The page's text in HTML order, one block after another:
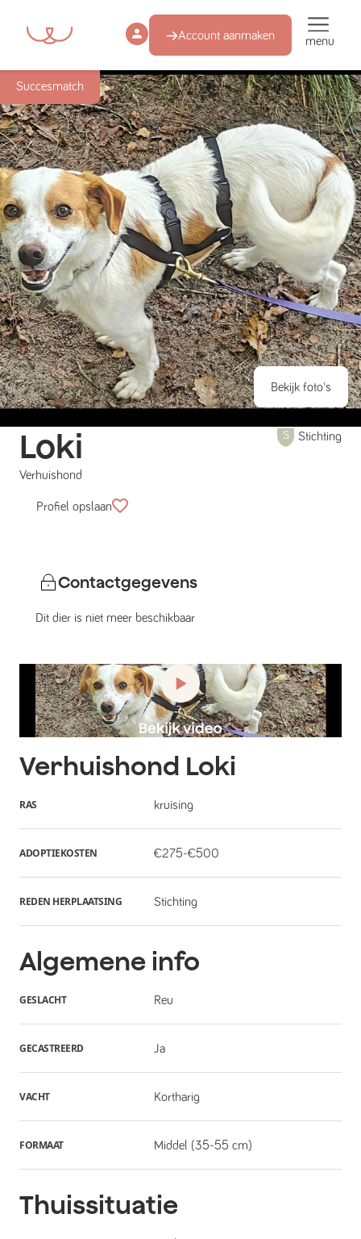
Account aanmaken menu
Succesmatch
Bekijk foto's
Loki
Verhuishond
Stichting
Profiel opslaan
Contactgegevens
Dit dier is niet meer beschikbaar
Verhuishond Loki
RAS kruising
ADOPTIEKOSTEN €275-€500
REDEN HERPLAATSING Stichting
Algemene info
GESLACHT Reu
GECASTREERD Ja
VACHT Kortharig
FORMAAT Middel (35-55 cm)
Thuissituatie